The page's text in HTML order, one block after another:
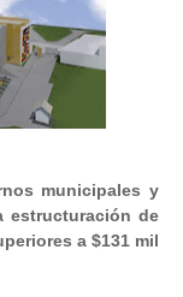
municipales y
estructuración de
a $131 mil